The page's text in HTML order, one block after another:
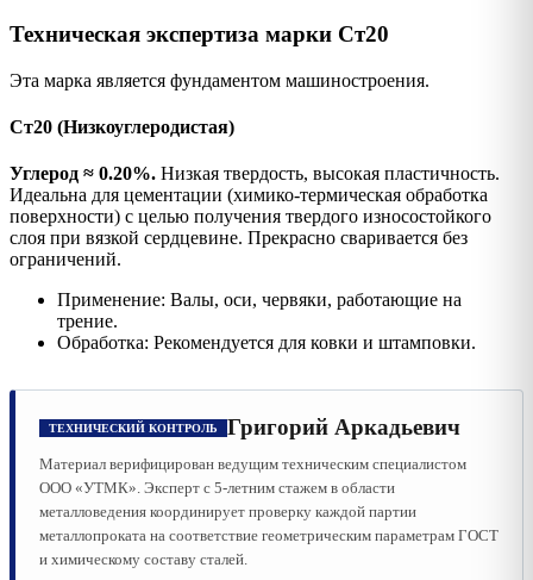
Техническая экспертиза марки Ст20
Эта марка является фундаментом машиностроения.
Ст20 (Низкоуглеродистая)
Углерод ≈ 0.20%. Низкая твердость, высокая пластичность.
Идеальна для цементации (химико-термическая обработка
поверхности) с целью получения твердого износостойкого
слоя при вязкой сердцевине. Прекрасно сваривается без
ограничений.
Применение: Валы, оси, червяки, работающие на
трение.
Обработка: Рекомендуется для ковки и штамповки.
ТЕХНИЧЕСКИЙ КОНТРОЛЬ Григорий Аркадьевич
Материал верифицирован ведущим техническим специалистом
ООО «УТМК». Эксперт с 5-летним стажем в области
металловедения координирует проверку каждой партии
металлопроката на соответствие геометрическим параметрам ГОСТ
и химическому составу сталей.